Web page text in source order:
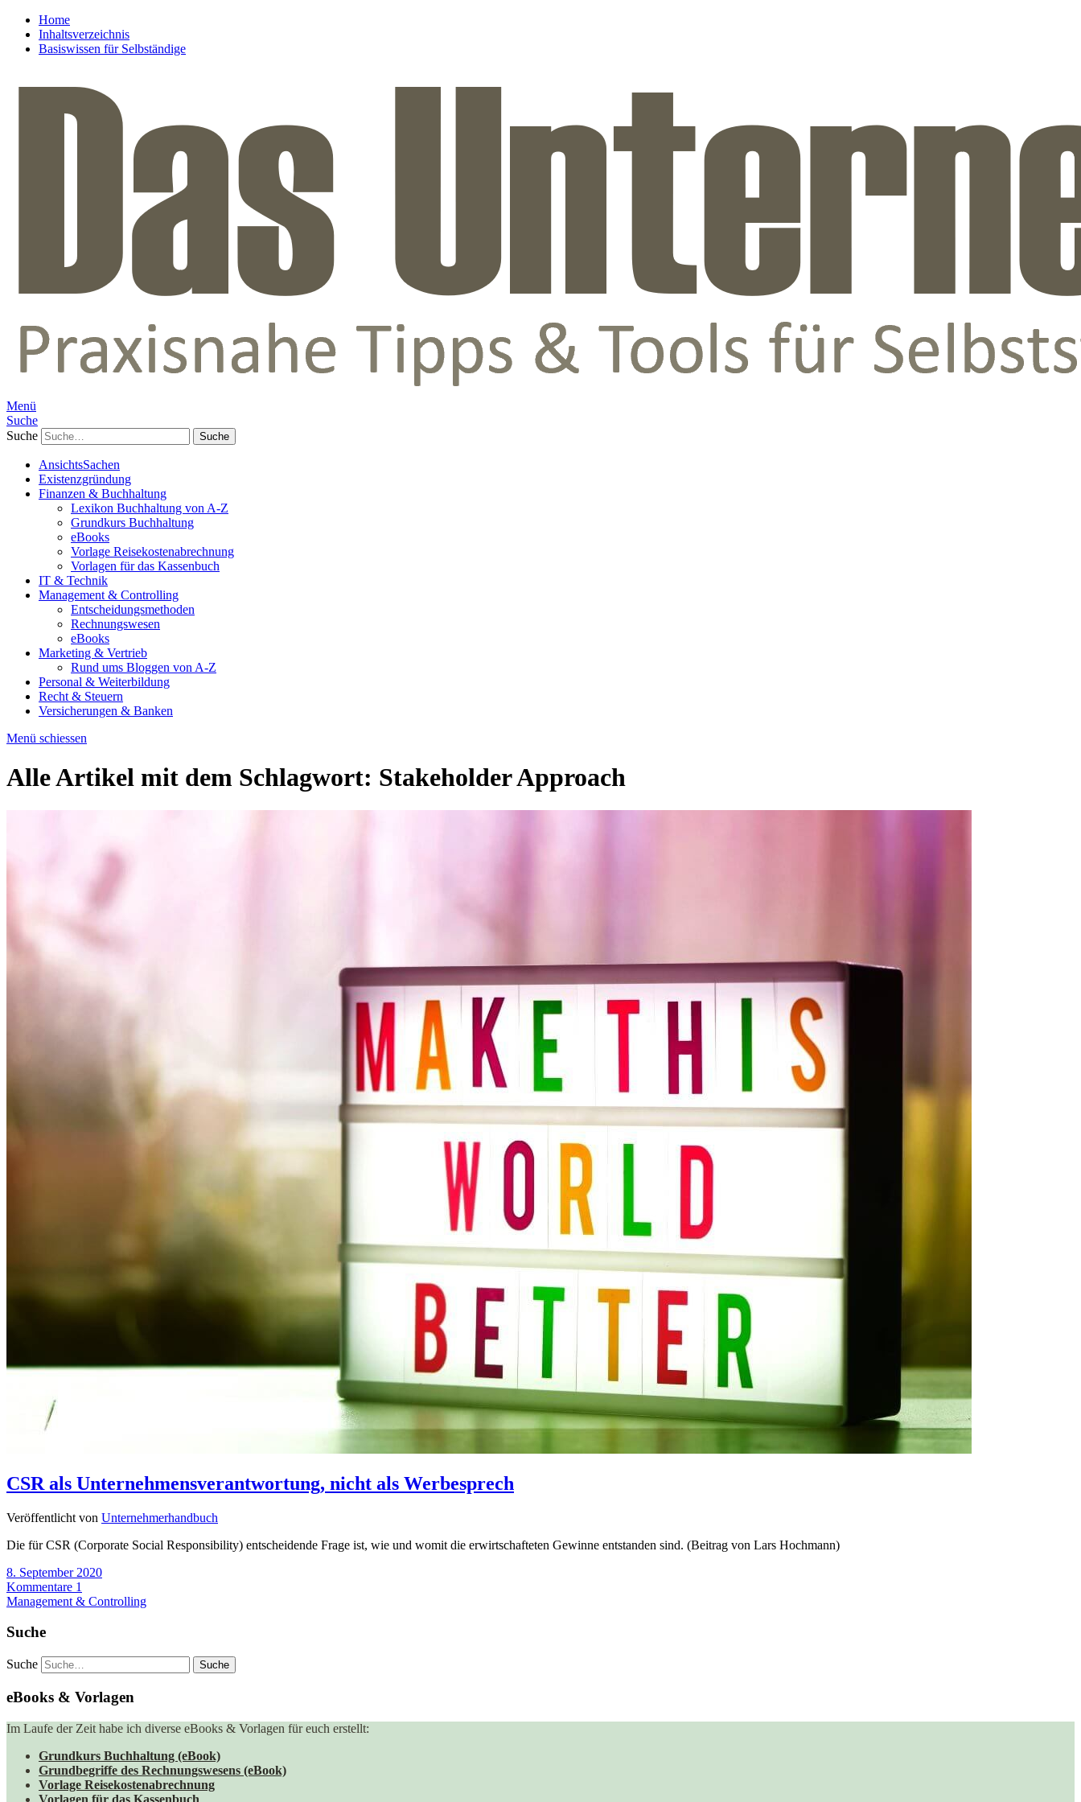
Home
Inhaltsverzeichnis
Basiswissen für Selbständige
Menü
Suche
Suche
AnsichtsSachen
Existenzgründung
Finanzen & Buchhaltung
Lexikon Buchhaltung von A-Z
Grundkurs Buchhaltung
eBooks
Vorlage Reisekostenabrechnung
Vorlagen für das Kassenbuch
IT & Technik
Management & Controlling
Entscheidungsmethoden
Rechnungswesen
eBooks
Marketing & Vertrieb
Rund ums Bloggen von A-Z
Personal & Weiterbildung
Recht & Steuern
Versicherungen & Banken
Menü schiessen
Alle Artikel mit dem Schlagwort: Stakeholder Approach
CSR als Unternehmensverantwortung, nicht als Werbesprech
Veröffentlicht von Unternehmerhandbuch
Die für CSR (Corporate Social Responsibility) entscheidende Frage ist, wie und womit die erwirtschafteten Gewinne entstanden sind. (Beitrag von Lars Hochmann)
8. September 2020
Kommentare 1
Management & Controlling
Suche
Suche
eBooks & Vorlagen
Im Laufe der Zeit habe ich diverse eBooks & Vorlagen für euch erstellt:
Grundkurs Buchhaltung (eBook)
Grundbegriffe des Rechnungswesens (eBook)
Vorlage Reisekostenabrechnung
Vorlagen für das Kassenbuch